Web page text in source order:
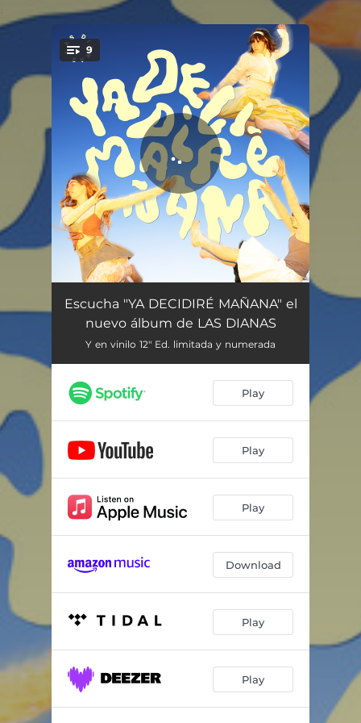
You're all set!
9
Me jode 03:13
No quiero verte 02:20
Ya nunca me llamas 02:43
Perdiendo el tiempo
Tu funeral 03:32
Sitio nuevo 03:17
Putivuelta 03:11
Ya decidiré mañana 02:02
Escucha "YA DECIDIRÉ MAÑANA" el
nuevo álbum de LAS DIANAS
Y en vinilo 12" Ed. limitada y numerada
Play
Play
Play
Download
Play
Play